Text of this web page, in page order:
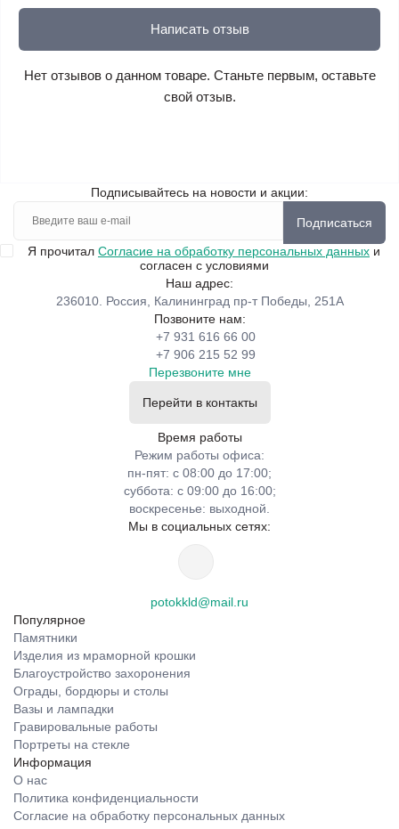
Написать отзыв
Нет отзывов о данном товаре. Станьте первым, оставьте
свой отзыв.
Подписывайтесь на новости и акции:
Подписаться
Я прочитал Согласие на обработку персональных данных и
согласен с условиями
Наш адрес:
236010. Россия, Калининград пр-т Победы, 251А
Позвоните нам:
+7 931 616 66 00
+7 906 215 52 99
Перезвоните мне
Перейти в контакты
Время работы
Режим работы офиса:
пн-пят: с 08:00 до 17:00;
суббота: с 09:00 до 16:00;
воскресенье: выходной.
Мы в социальных сетях:
potokkld@mail.ru
Популярное
Памятники
Изделия из мраморной крошки
Благоустройство захоронения
Ограды, бордюры и столы
Вазы и лампадки
Гравировальные работы
Портреты на стекле
Информация
О нас
Политика конфиденциальности
Согласие на обработку персональных данных